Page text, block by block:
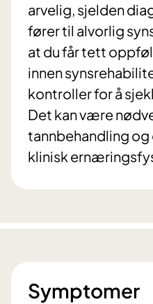
arvelig, sjelden
fører til alvorlig
at du får tett
innen
kontroller for å
Det kan være
tannbehandling
klinisk
Symptomer